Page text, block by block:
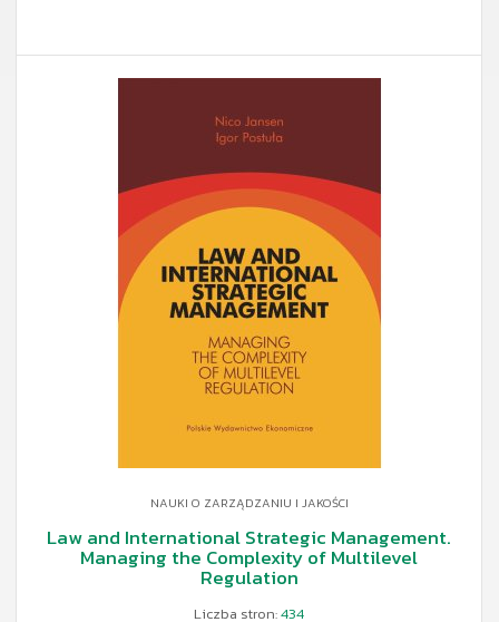
NAUKI O ZARZĄDZANIU I JAKOŚCI
Law and International Strategic Management.
Managing the Complexity of Multilevel
Regulation
Liczba stron:434